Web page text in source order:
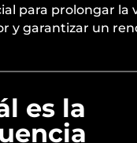
para prolongar la
y garantizar un
es la